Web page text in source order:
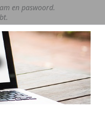
en paswoord.